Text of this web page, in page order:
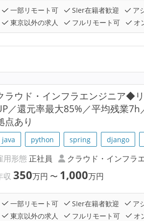
一部リモート可 SIer在籍者歓迎 ア
東京以外の求人
フルリモート可 オ
ラウド・インフラエンジニア◆
／還元率最大85%／平均残業
点あり
java python spring django
用形態 正社員 クラウド・インフラ
収350万円 〜 1,000万円
一部リモート可 SIer在籍者歓迎 ア
東京以外の求人
フルリモート可 オ